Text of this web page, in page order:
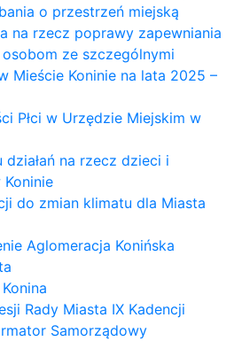
o przestrzeń miejską
na rzecz poprawy zapewniania
ze szczególnymi
Mieście Koninie na lata 2025 –
Płci w Urzędzie Miejskim w
działań na rzecz dzieci i
Koninie
do zmian klimatu dla Miasta
Aglomeracja Konińska
Rady Miasta IX Kadencji
Samorządowy